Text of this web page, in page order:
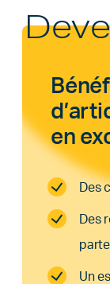
en
Des
Des
Un